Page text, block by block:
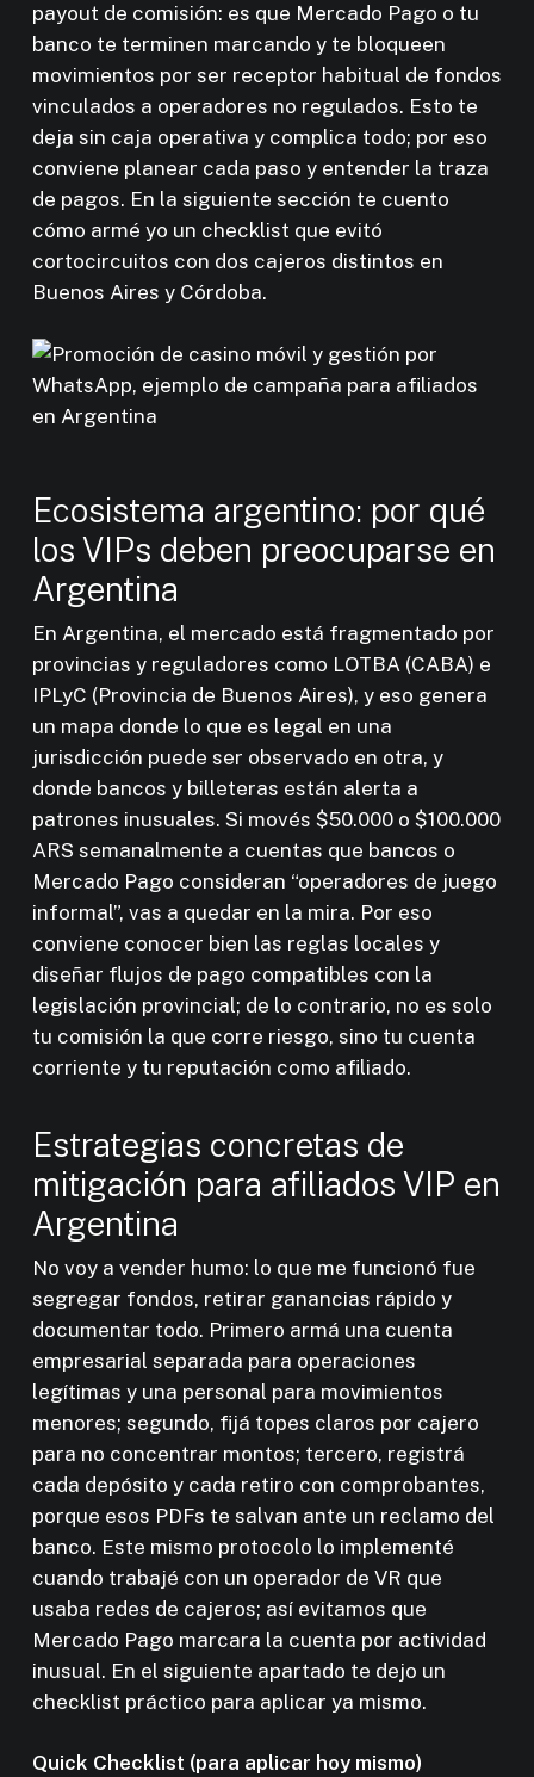
payout de comisión: es que Mercado Pago o tu
banco te terminen marcando y te bloqueen
movimientos por ser receptor habitual de fondos
vinculados a operadores no regulados. Esto te
deja sin caja operativa y complica todo; por eso
conviene planear cada paso y entender la traza
de pagos. En la siguiente sección te cuento
cómo armé yo un checklist que evitó
cortocircuitos con dos cajeros distintos en
Buenos Aires y Córdoba.
Ecosistema argentino: por qué
los VIPs deben preocuparse en
Argentina
En Argentina, el mercado está fragmentado por
provincias y reguladores como LOTBA (CABA) e
IPLyC (Provincia de Buenos Aires), y eso genera
un mapa donde lo que es legal en una
jurisdicción puede ser observado en otra, y
donde bancos y billeteras están alerta a
patrones inusuales. Si movés $50.000 o $100.000
ARS semanalmente a cuentas que bancos o
Mercado Pago consideran “operadores de juego
informal”, vas a quedar en la mira. Por eso
conviene conocer bien las reglas locales y
diseñar flujos de pago compatibles con la
legislación provincial; de lo contrario, no es solo
tu comisión la que corre riesgo, sino tu cuenta
corriente y tu reputación como afiliado.
Estrategias concretas de
mitigación para afiliados VIP en
Argentina
No voy a vender humo: lo que me funcionó fue
segregar fondos, retirar ganancias rápido y
documentar todo. Primero armá una cuenta
empresarial separada para operaciones
legítimas y una personal para movimientos
menores; segundo, fijá topes claros por cajero
para no concentrar montos; tercero, registrá
cada depósito y cada retiro con comprobantes,
porque esos PDFs te salvan ante un reclamo del
banco. Este mismo protocolo lo implementé
cuando trabajé con un operador de VR que
usaba redes de cajeros; así evitamos que
Mercado Pago marcara la cuenta por actividad
inusual. En el siguiente apartado te dejo un
checklist práctico para aplicar ya mismo.
Quick Checklist (para aplicar hoy mismo)